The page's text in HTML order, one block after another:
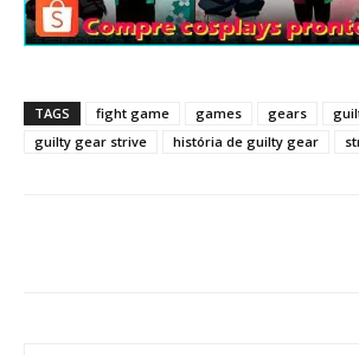
TAGS fight game games gears
guilty gear strive
história de guilty gear